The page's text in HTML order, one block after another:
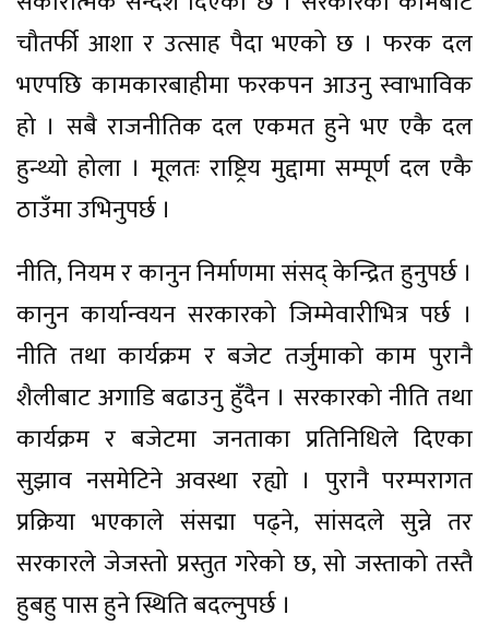
चौतर्फी आशा र उत्साह पैदा भएको छ । फरक दल
भएपछि कामकारबाहीमा फरकपन आउनु स्वाभाविक
हो । सबै राजनीतिक दल एकमत हुने भए एकै दल
हुन्थ्यो होला । मूलतः राष्ट्रिय मुद्दामा सम्पूर्ण दल एकै
ठाउँमा उभिनुपर्छ ।
नीति, नियम र कानुन निर्माणमा संसद् केन्द्रित हुनुपर्छ ।
कानुन कार्यान्वयन सरकारको जिम्मेवारीभित्र पर्छ ।
नीति तथा कार्यक्रम र बजेट तर्जुमाको काम पुरानै
शैलीबाट अगाडि बढाउनु हुँदैन । सरकारको नीति तथा
कार्यक्रम र बजेटमा जनताका प्रतिनिधिले दिएका
सुझाव नसमेटिने अवस्था रह्यो । पुरानै परम्परागत
प्रक्रिया भएकाले संसद्मा पढ्ने, सांसदले सुन्ने तर
सरकारले जेजस्तो प्रस्तुत गरेको छ, सो जस्ताको तस्तै
हुबहु पास हुने स्थिति बदल्नुपर्छ ।